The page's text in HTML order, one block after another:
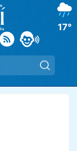
17°